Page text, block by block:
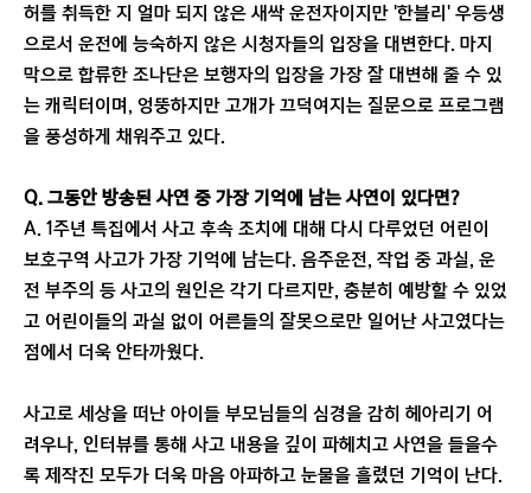
허를 취득한 지 얼마 되지 않은 새싹 운전자이지만 '한블리' 우등생
으로서 운전에 능숙하지 않은 시청자들의 입장을 대변한다. 마지
막으로 합류한 조나단은 보행자의 입장을 가장 잘 대변해 줄 수 있
는 캐릭터이며, 엉뚱하지만 고개가 끄덕여지는 질문으로 프로그램
을 풍성하게 채워주고 있다.
Q. 그동안 방송된 사연 중 가장 기억에 남는 사연이 있다면?
A. 1주년 특집에서 사고 후속 조치에 대해 다시 다루었던 어린이
보호구역 사고가 가장 기억에 남는다. 음주운전, 작업 중 과실, 운
전 부주의 등 사고의 원인은 각기 다르지만, 충분히 예방할 수 있었
고 어린이들의 과실 없이 어른들의 잘못으로만 일어난 사고였다는
점에서 더욱 안타까웠다.
사고로 세상을 떠난 아이들 부모님들의 심경을 감히 헤아리기 어
려우나, 인터뷰를 통해 사고 내용을 깊이 파헤치고 사연을 들을수
록 제작진 모두가 더욱 마음 아파하고 눈물을 흘렸던 기억이 난다.